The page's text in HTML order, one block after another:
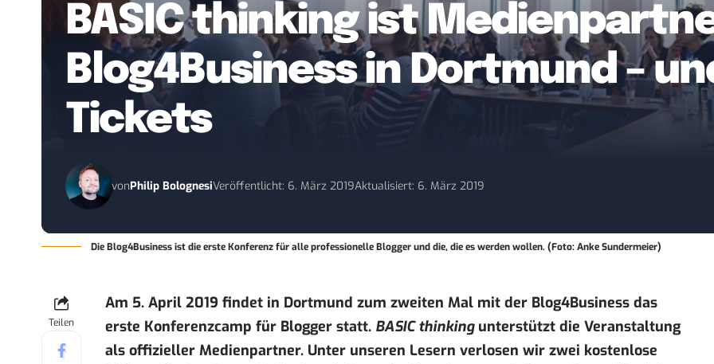
BASIC thinking ist
Blog4Business in Dortmund –
Tickets
vonPhilip BolognesiVeröffentlicht: 6. März 2019Aktualisiert: 6. März 2019
Die Blog4Business ist die erste Konferenz für alle professionelle Blogger und die, die es werden wollen. (Foto: Anke Sundermeier)
Teilen
Am 5. April 2019 findet in Dortmund zum zweiten Mal mit der Blog4Business das
erste Konferenzcamp für Blogger statt. BASIC thinkingunterstützt die Veranstaltung
als offizieller Medienpartner. Unter unseren Lesern verlosen wir zwei kostenlose